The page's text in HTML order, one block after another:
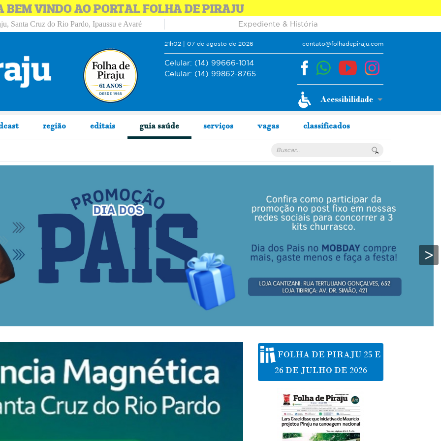
BEM VINDO AO PORTAL FOLHA DE PIRAJU
Santa Cruz do Rio Pardo, Ipaussu e Avaré Expediente & História
21h02 | 07 de agosto de 2026 contato@folhadepiraju.com
Celular: (14) 99666-1014
Celular: (14) 99862-8765
região editais guia saúde serviços vagas classificados
>
FOLHA DE PIRAJU 25 E
26 DE JULHO DE 2026